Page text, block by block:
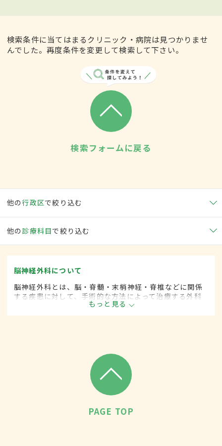
検索条件に当てはまるクリニック・病院は見つかりませ
んでした。再度条件を変更して検索して下さい。
検索フォームに戻る
他の行政区で絞り込む
他の 診療科目で絞り込む
脳神経外科について
脳神経外科とは、脳・脊髄・末梢神経・脊椎などに関係
する疾患に対して、手術的な方法によって治療する外科
もっと見る
PAGE TOP